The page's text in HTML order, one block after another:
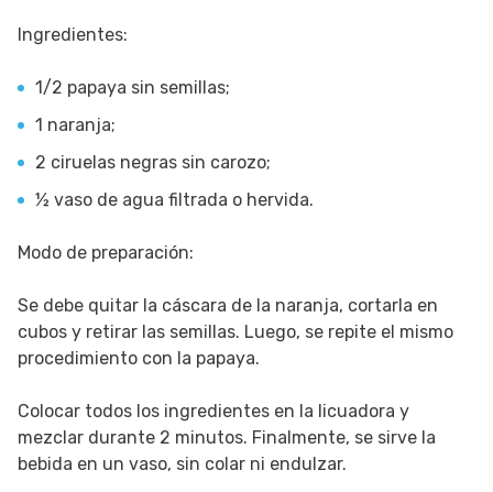
Ingredientes:
1/2 papaya sin semillas;
1 naranja;
2 ciruelas negras sin carozo;
½ vaso de agua filtrada o hervida.
Modo de preparación:
Se debe quitar la cáscara de la naranja, cortarla en
cubos y retirar las semillas. Luego, se repite el mismo
procedimiento con la papaya.
Colocar todos los ingredientes en la licuadora y
mezclar durante 2 minutos. Finalmente, se sirve la
bebida en un vaso, sin colar ni endulzar.